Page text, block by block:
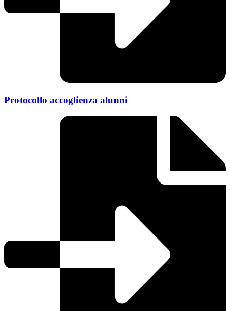
Protocollo accoglienza alunni